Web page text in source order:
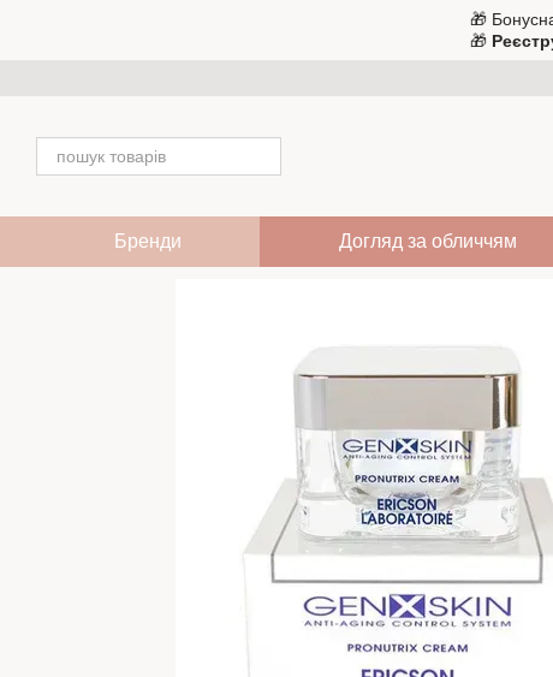
🎁
🎁
Бренди Догляд за обличчям